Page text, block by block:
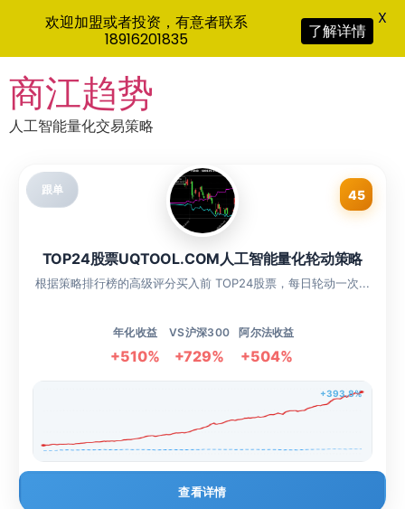
to
content
商江趋势
人工智能量化交易策略
跟单 45
TOP24股票UQTOOL.COM人工智能量化轮动策略
根据策略排行榜的高级评分买入前 TOP24股票，每日轮动一次...
年化收益
+510%
VS沪深300
+729%
阿尔法收益
+504%
+393.8%
查看详情
欢迎加盟或者投资，有意者联系
18916201835
了解详情
X